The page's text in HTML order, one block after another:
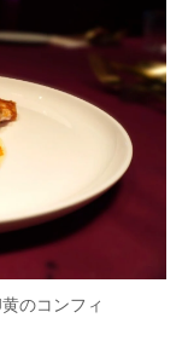
のコンフィ